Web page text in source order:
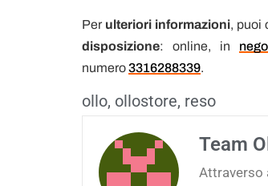
Per ulteriori informazioni, puoi
disposizione: online, in
numero3316288339.
ollo, ollostore, reso
Team
Attraverso